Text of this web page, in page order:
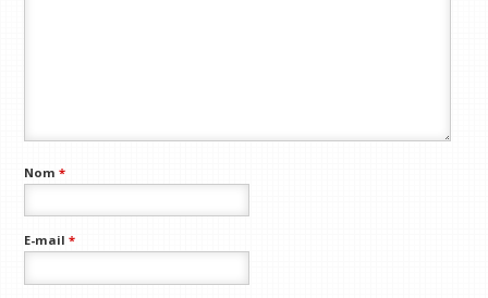
Nom*
E-mail*